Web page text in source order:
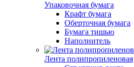
Упаковочная бумага
Крафт бумага
Оберточная бумага
Бумага тишью
Наполнитель
Лента полипропиленовая